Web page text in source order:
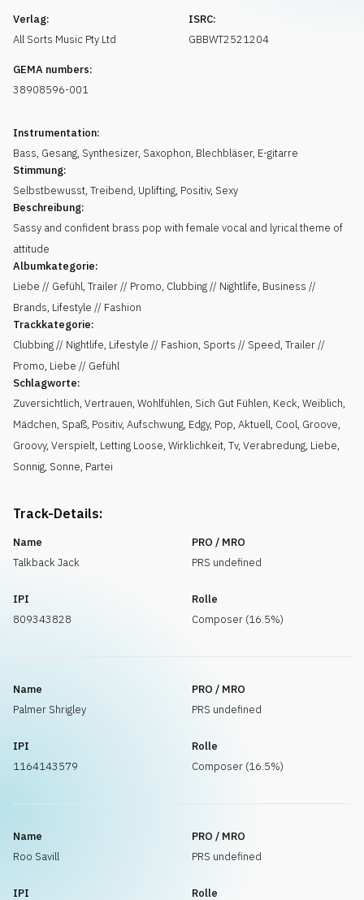
Verlag:
All Sorts Music Pty Ltd
ISRC:
GBBWT2521204
GEMA numbers:
38908596-001
Instrumentation:
Bass, Gesang, Synthesizer, Saxophon, Blechbläser, E-gitarre
Stimmung:
Selbstbewusst, Treibend, Uplifting, Positiv, Sexy
Beschreibung:
Sassy and confident brass pop with female vocal and lyrical theme of
attitude
Albumkategorie:
Liebe // Gefühl, Trailer // Promo, Clubbing // Nightlife, Business //
Brands, Lifestyle // Fashion
Trackkategorie:
Clubbing // Nightlife, Lifestyle // Fashion, Sports // Speed, Trailer //
Promo, Liebe // Gefühl
Schlagworte:
Zuversichtlich, Vertrauen, Wohlfühlen, Sich Gut Fühlen, Keck, Weiblich,
Mädchen, Spaß, Positiv, Aufschwung, Edgy, Pop, Aktuell, Cool, Groove,
Groovy, Verspielt, Letting Loose, Wirklichkeit, Tv, Verabredung, Liebe,
Sonnig, Sonne, Partei
Track-Details:
Name
Talkback Jack
PRO / MRO
PRS undefined
IPI
809343828
Rolle
Composer (16.5%)
Name
Palmer Shrigley
PRO / MRO
PRS undefined
IPI
1164143579
Rolle
Composer (16.5%)
Name
Roo Savill
PRO / MRO
PRS undefined
IPI Rolle